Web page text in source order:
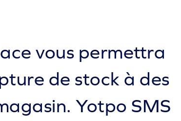
vous permettra
de stock à des
Yotpo SMS